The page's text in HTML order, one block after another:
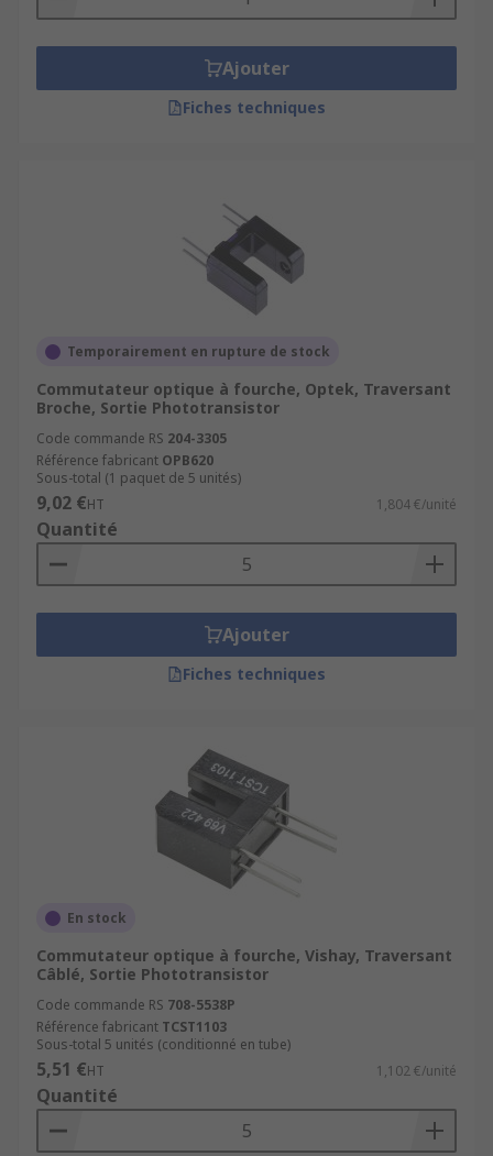
Ajouter
Fiches techniques
Temporairement en rupture de stock
Commutateur optique à fourche, Optek, Traversant
Broche, Sortie Phototransistor
Code commande RS 204-3305
Référence fabricant OPB620
Sous-total (1 paquet de 5 unités)
9,02 €HT 1,804 €/unité
Quantité
Ajouter
Fiches techniques
En stock
Commutateur optique à fourche, Vishay, Traversant
Câblé, Sortie Phototransistor
Code commande RS 708-5538P
Référence fabricant TCST1103
Sous-total 5 unités (conditionné en tube)
5,51 €HT 1,102 €/unité
Quantité